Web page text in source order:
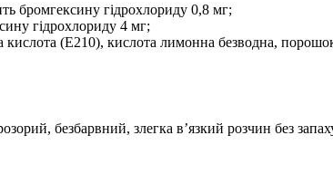
бромгексину гідрохлориду 0,8 мг;
гідрохлориду 4 мг;
кислота (E210), кислота лимонна безводна,
безбарвний, злегка в’язкий розчин без